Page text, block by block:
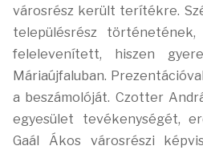
városrész került terítékre.
településrész
felelevenített, hiszen
Máriaújfaluban.
a beszámolóját. Czotter
egyesület tevékenységét,
Gaál Ákos városrészi